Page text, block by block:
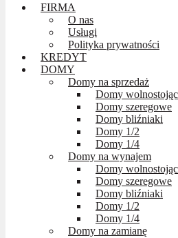
FIRMA
O nas
Usługi
Polityka prywatności
KREDYT
DOMY
Domy na sprzedaż
Domy
Domy szeregowe
Domy bliźniaki
Domy 1/2
Domy 1/4
Domy na wynajem
Domy
Domy szeregowe
Domy bliźniaki
Domy 1/2
Domy 1/4
Domy na zamianę